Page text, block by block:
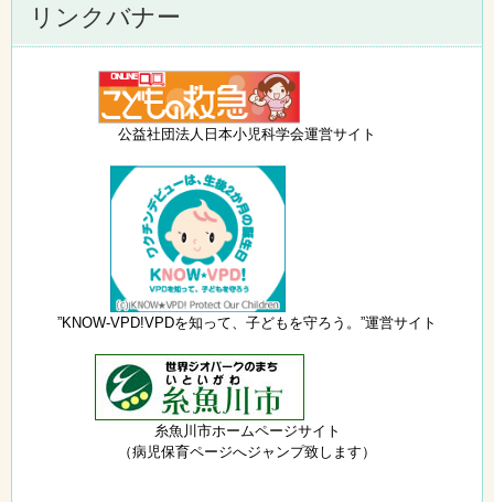
リンクバナー
公益社団法人日本小児科学会運営サイト
”KNOW-VPD!VPDを知って、子どもを守ろう。”運営サイト
糸魚川市ホームページサイト
（病児保育ページへジャンプ致します）